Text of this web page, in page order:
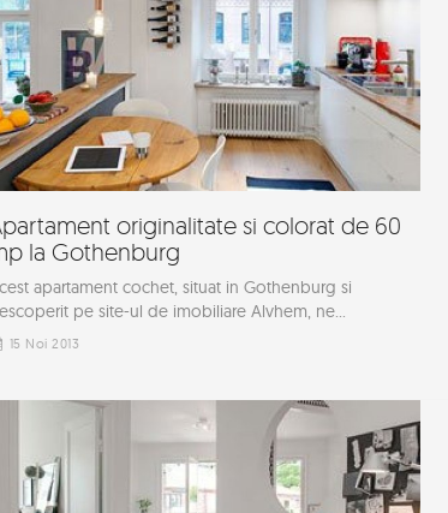
originalitate si colorat de 60
la Gothenburg
apartament cochet, situat in Gothenburg si
pe site-ul de imobiliare Alvhem, ne...
15 Noi 2013